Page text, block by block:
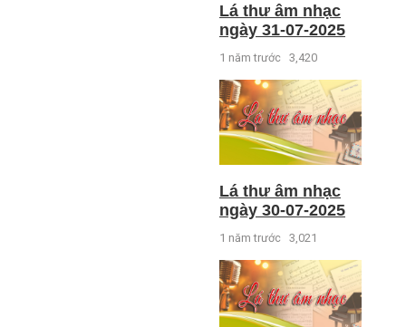
Lá thư âm nhạc
ngày 31-07-2025
1 năm trước 3,420
Lá thư âm nhạc
ngày 30-07-2025
1 năm trước 3,021